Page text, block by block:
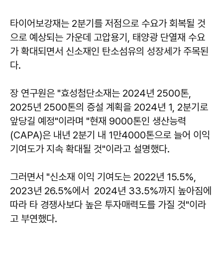
타이어보강재는 2분기를 저점으로 수요가 회복될 것
으로 예상되는 가운데 고압용기, 태양광 단열재 수요
가 확대되면서 신소재인 탄소섬유의 성장세가 주목된
다.
장 연구원은 "효성첨단소재는 2024년 2500톤,
2025년 2500톤의 증설 계획을 2024년 1, 2분기로
앞당길 예정"이라며 "현재 9000톤인 생산능력
(CAPA)은 내년 2분기 내 1만4000톤으로 늘어 이익
기여도가 지속 확대될 것"이라고 설명했다.
그러면서 "신소재 이익 기여도는 2022년 15.5%,
2023년 26.5%에서 2024년 33.5%까지 높아짐에
따라 타 경쟁사보다 높은 투자매력도를 가질 것"이라
고 부연했다.